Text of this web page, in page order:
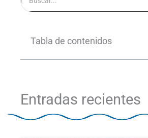
Tabla de contenidos
Entradas recientes